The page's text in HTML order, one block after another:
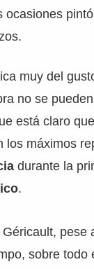
ocasiones
muy del
no se
está claro
los máximos
durante la
.
sobre